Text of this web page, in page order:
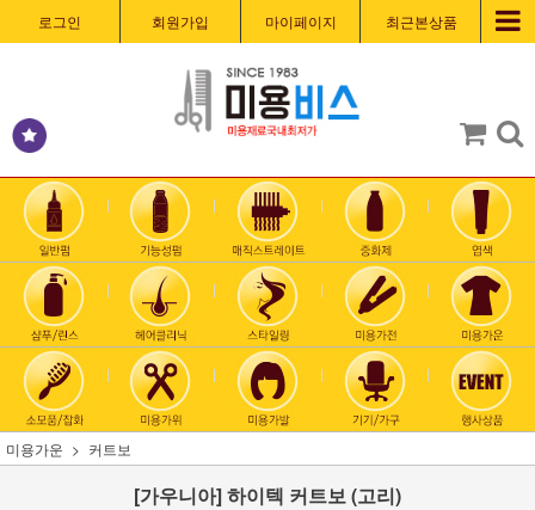
로그인 회원가입 마이페이지 최근본상품
미용가운 커트보
[가우니아] 하이텍 커트보 (고리)